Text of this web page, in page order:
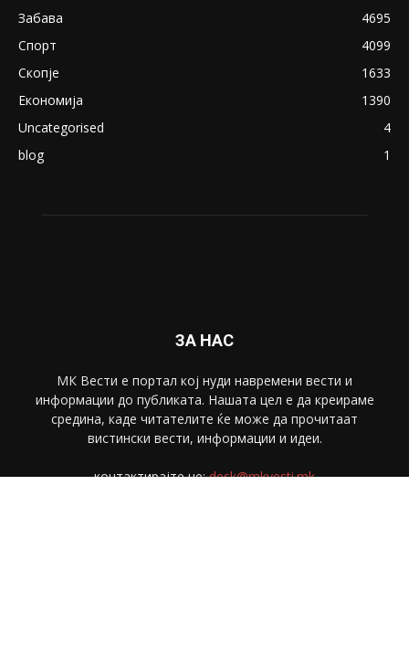
Забава
4695
Спорт
4099
Скопје
1633
Економија
1390
Uncategorised
4
blog
1
ЗА НАС
МК Вести е портал коj нуди навремени вести и
информации до публиката. Нашата цел е да креираме
средина, каде читателите ќе може да прочитаат
вистински вести, информации и идеи.
контактирајте не:desk@mkvesti.mk